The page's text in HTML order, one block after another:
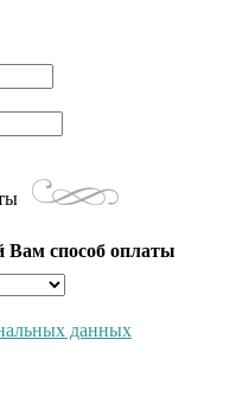
Вам способ оплаты
данных